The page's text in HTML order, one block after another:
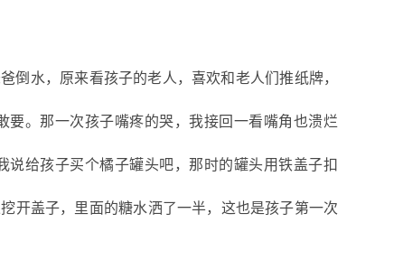
倒水，原来看孩子的老人，喜欢和老人们推纸牌，
。那一次孩子嘴疼的哭，我接回一看嘴角也溃烂
给孩子买个橘子罐头吧，那时的罐头用铁盖子扣
开盖子，里面的糖水洒了一半，这也是孩子第一次